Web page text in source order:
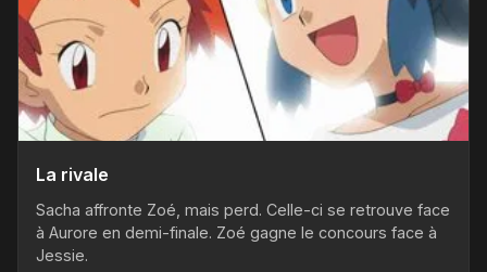
La rivale
Sacha affronte Zoé, mais perd. Celle-ci se retrouve face
à Aurore en demi-finale. Zoé gagne le concours face à
Jessie.